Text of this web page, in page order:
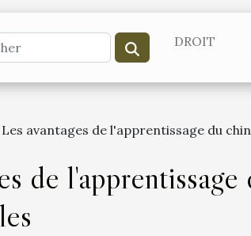
DROIT
Les avantages de l'apprentissage du
de